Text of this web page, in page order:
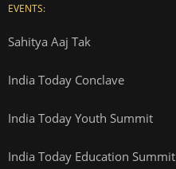
EVENTS:
Sahitya Aaj Tak
India Today Conclave
India Today Youth Summit
India Today Education Summit